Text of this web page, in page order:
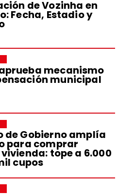
de Vozinha en
Fecha, Estadio y
mecanismo
municipal
de Gobierno amplía
para comprar
tope a 6.000
cupos